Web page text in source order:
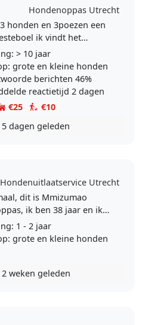
Hondenoppas Utrecht
en 3poezen een
ik vindt het
ervan om met de
buiten te gaan in de
ook..
> 10 jaar
grote en kleine honden
berichten 46%
reactietijd 2 dagen
€25
€10
5 dagen geleden
Hondenuitlaatservice Utrecht
dit is Mmizumao
ik ben 38 jaar en ik
Ik heb mode
in mijn studententijd,
zorg &..
1 - 2 jaar
grote en kleine honden
2 weken geleden